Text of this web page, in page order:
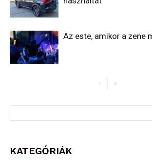
Az este, amikor a zene
KATEGÓRIÁK